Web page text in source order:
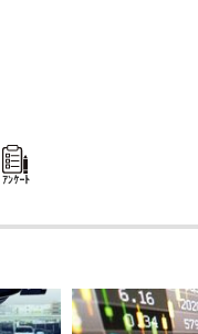
ｱﾝｹｰﾄ